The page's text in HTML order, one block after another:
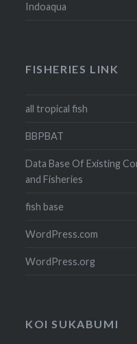
Indoaqua
FISHERIES LINK
all tropical fish
BBPBAT
Data Base Of Existing
and Fisheries
fish base
WordPress.com
WordPress.org
KOI SUKABUMI